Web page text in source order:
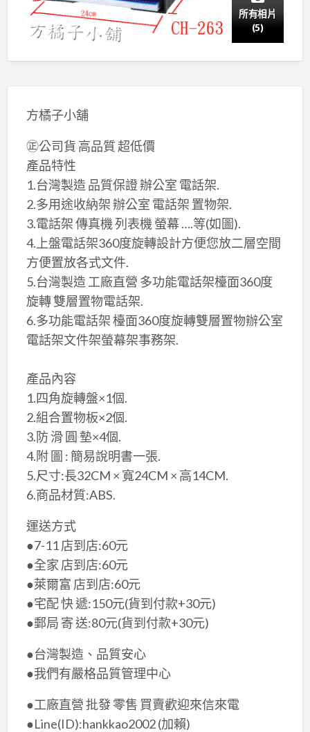
所有相片
(5)
方橘子小舖
㊣公司貨 高品質 超低價
產品特性
1.台灣製造 ​品質保證 辦公室 電話架.
2.多用途收納架 辦公室 電話架 置物架.
3.電話架 傳真機 列表機 螢幕 ….等(如圖).
4.上盤電話架360度旋轉設計方便您放二層空間
方便置放各式文件.
5.台灣製造 工廠直營 多功能電話架檯面360度
旋轉 雙層置物電話架.
6.多功能電話架 檯面360度旋轉雙層置物辦公室
電話架文件架螢幕架事務架.
​產品內容
1.四角旋轉盤×​1個.
2.組合置物板×​2個.
3.防 滑 圓 墊×​4個.
4.附 圖 : 簡易說明書一張.
5.尺寸:長32CM × 寬​24CM × 高​14CM.
6.商品材質:ABS.
運送方式
●7-11 店到店:60元
●全家 店到店:60元
●萊爾富 店到店:60元
●宅配 快 遞:150元(貨到付款+30元)
●郵局 寄 送:80元(貨到付款+30元)
●台灣製造、品質安心
●我們有嚴格品質管理中心
●工廠直營 批發 零售 買賣歡迎來信來電
●Line(ID):hankkao2002 (加賴)